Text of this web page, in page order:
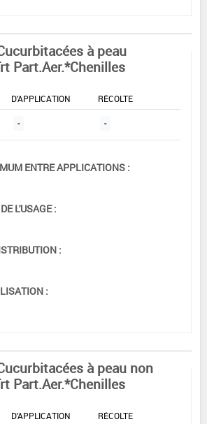
à peau
Part.Aer.*Chenilles
D'APPLICATION
RÉCOLTE
- -
ENTRE APPLICATIONS :
L'USAGE :
:
:
à peau non
Part.Aer.*Chenilles
D'APPLICATION
RÉCOLTE